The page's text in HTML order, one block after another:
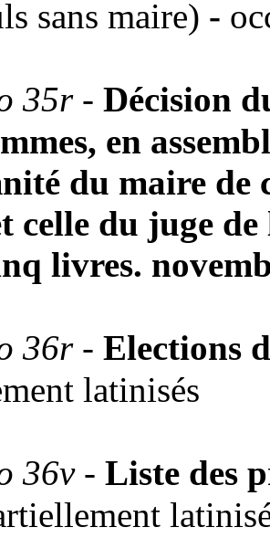
sans maire) -
35r - Décision
en
du maire de
celle du juge
livres.
36r - Elections
latinisés
36v - Liste des